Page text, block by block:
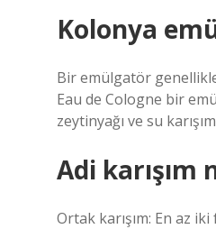
Kolonya
Bir emülgatör genellikle
Eau de Cologne bir
zeytinyağı ve su
Adi
Ortak karışım: En az